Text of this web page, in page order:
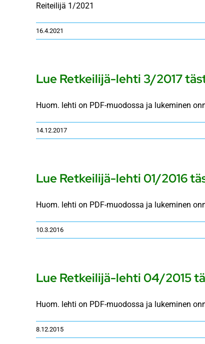
Reiteilijä 1/2021
16.4.2021
Lue Retkeilijä-lehti 3/2017
Huom. lehti on PDF-muodossa ja lukeminen
14.12.2017
Lue Retkeilijä-lehti 01/2016
Huom. lehti on PDF-muodossa ja lukeminen
10.3.2016
Lue Retkeilijä-lehti 04/2015
Huom. lehti on PDF-muodossa ja lukeminen
8.12.2015